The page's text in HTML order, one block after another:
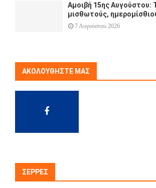
Αμοιβή 15ης Αυγούστου:
μισθωτούς,
7 Αυγούστου 2026
ΑΚΟΛΟΥΘΉΣΤΕ ΜΑΣ
ΣΈΡΡΕΣ